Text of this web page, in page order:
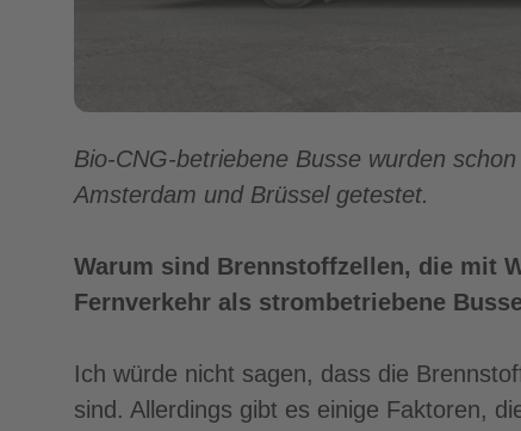
Bio-CNG-betriebene Busse wurden
Amsterdam und Brüssel getestet.
Warum sind Brennstoffzellen, die mit
Fernverkehr als strombetriebene
Ich würde nicht sagen, dass die
sind. Allerdings gibt es einige Faktoren,